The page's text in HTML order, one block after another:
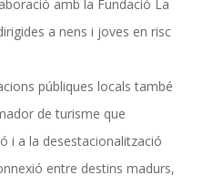
amb la Fundació La
a nens i joves en risc
públiques locals també
de turisme que
i a la desestacionalització
entre destins madurs,